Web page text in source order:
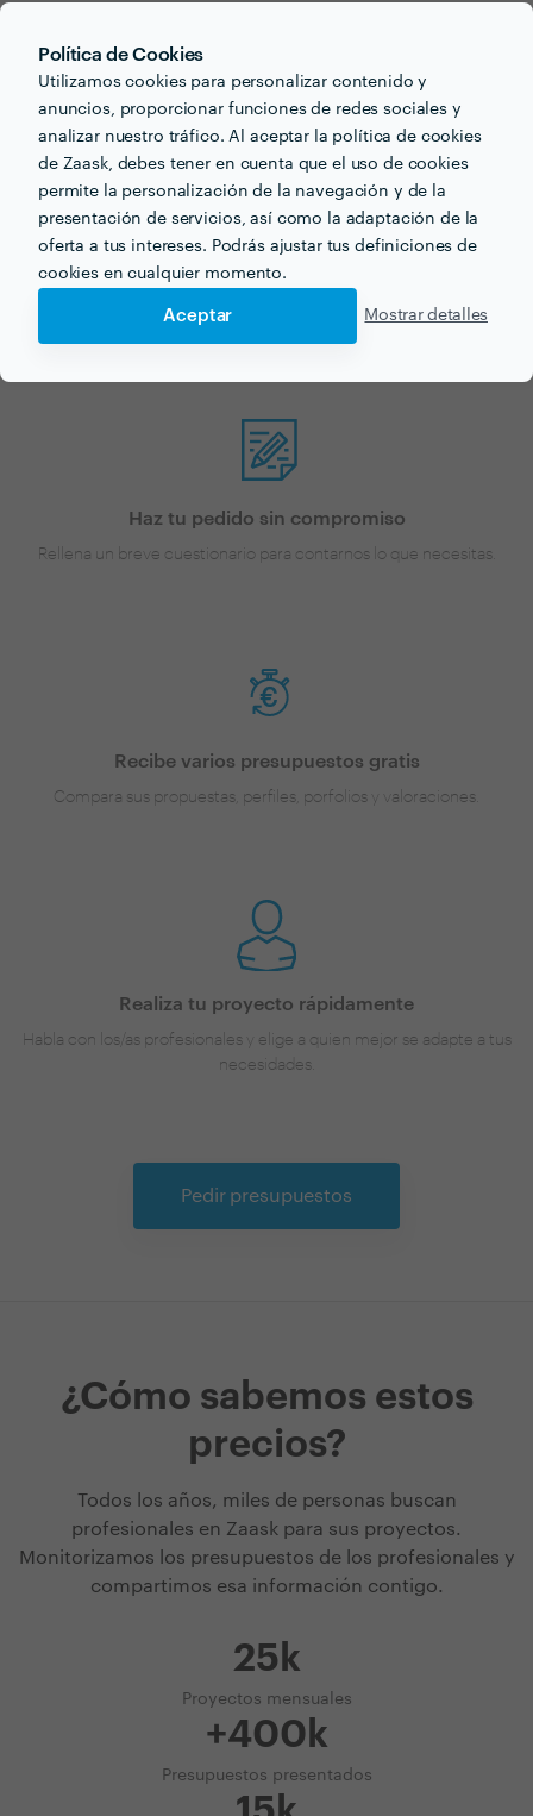
Política de Cookies
Utilizamos cookies para personalizar contenido y
anuncios, proporcionar funciones de redes sociales y
analizar nuestro tráfico. Al aceptar la política de cookies
de Zaask, debes tener en cuenta que el uso de cookies
permite la personalización de la navegación y de la
presentación de servicios, así como la adaptación de la
oferta a tus intereses. Podrás ajustar tus definiciones de
cookies en cualquier momento.
Aceptar Mostrar detalles
¿Buscas clases de ukelele
para tu próximo proyecto?
Ahora que tienes una idea de los precios, ¡vamos a
encontrar profesionales cerca de ti!
Haz tu pedido sin compromiso
Rellena un breve cuestionario para contarnos lo que necesitas.
Recibe varios presupuestos gratis
Compara sus propuestas, perfiles, porfolios y valoraciones.
Realiza tu proyecto rápidamente
Habla con los/as profesionales y elige a quien mejor se adapte a tus
necesidades.
Pedir presupuestos
¿Cómo sabemos estos
precios?
Todos los años, miles de personas buscan
profesionales en Zaask para sus proyectos.
Monitorizamos los presupuestos de los profesionales y
compartimos esa información contigo.
25k
Proyectos mensuales
+400k
Presupuestos presentados